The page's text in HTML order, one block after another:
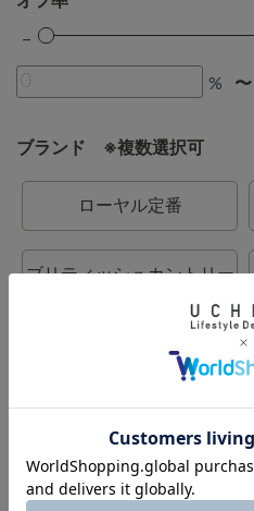
% 〜
ブランド ※複数選択可
ローヤル定番
ブリティッシュカントリー
UCHINO
UCHINO TOUCH